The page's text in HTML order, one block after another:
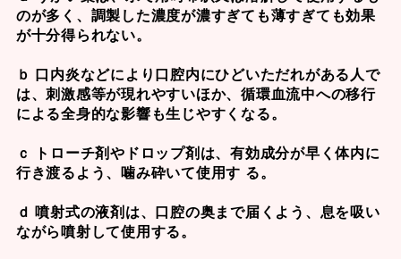
のが多く、調製した濃度が濃すぎても薄すぎても効果
が十分得られない。
ｂ 口内炎などにより口腔内にひどいただれがある人で
は、刺激感等が現れやすいほか、循環血流中への移行
による全身的な影響も生じやすくなる。
ｃ トローチ剤やドロップ剤は、有効成分が早く体内に
行き渡るよう、噛み砕いて使用す る。
ｄ 噴射式の液剤は、口腔の奥まで届くよう、息を吸い
ながら噴射して使用する。